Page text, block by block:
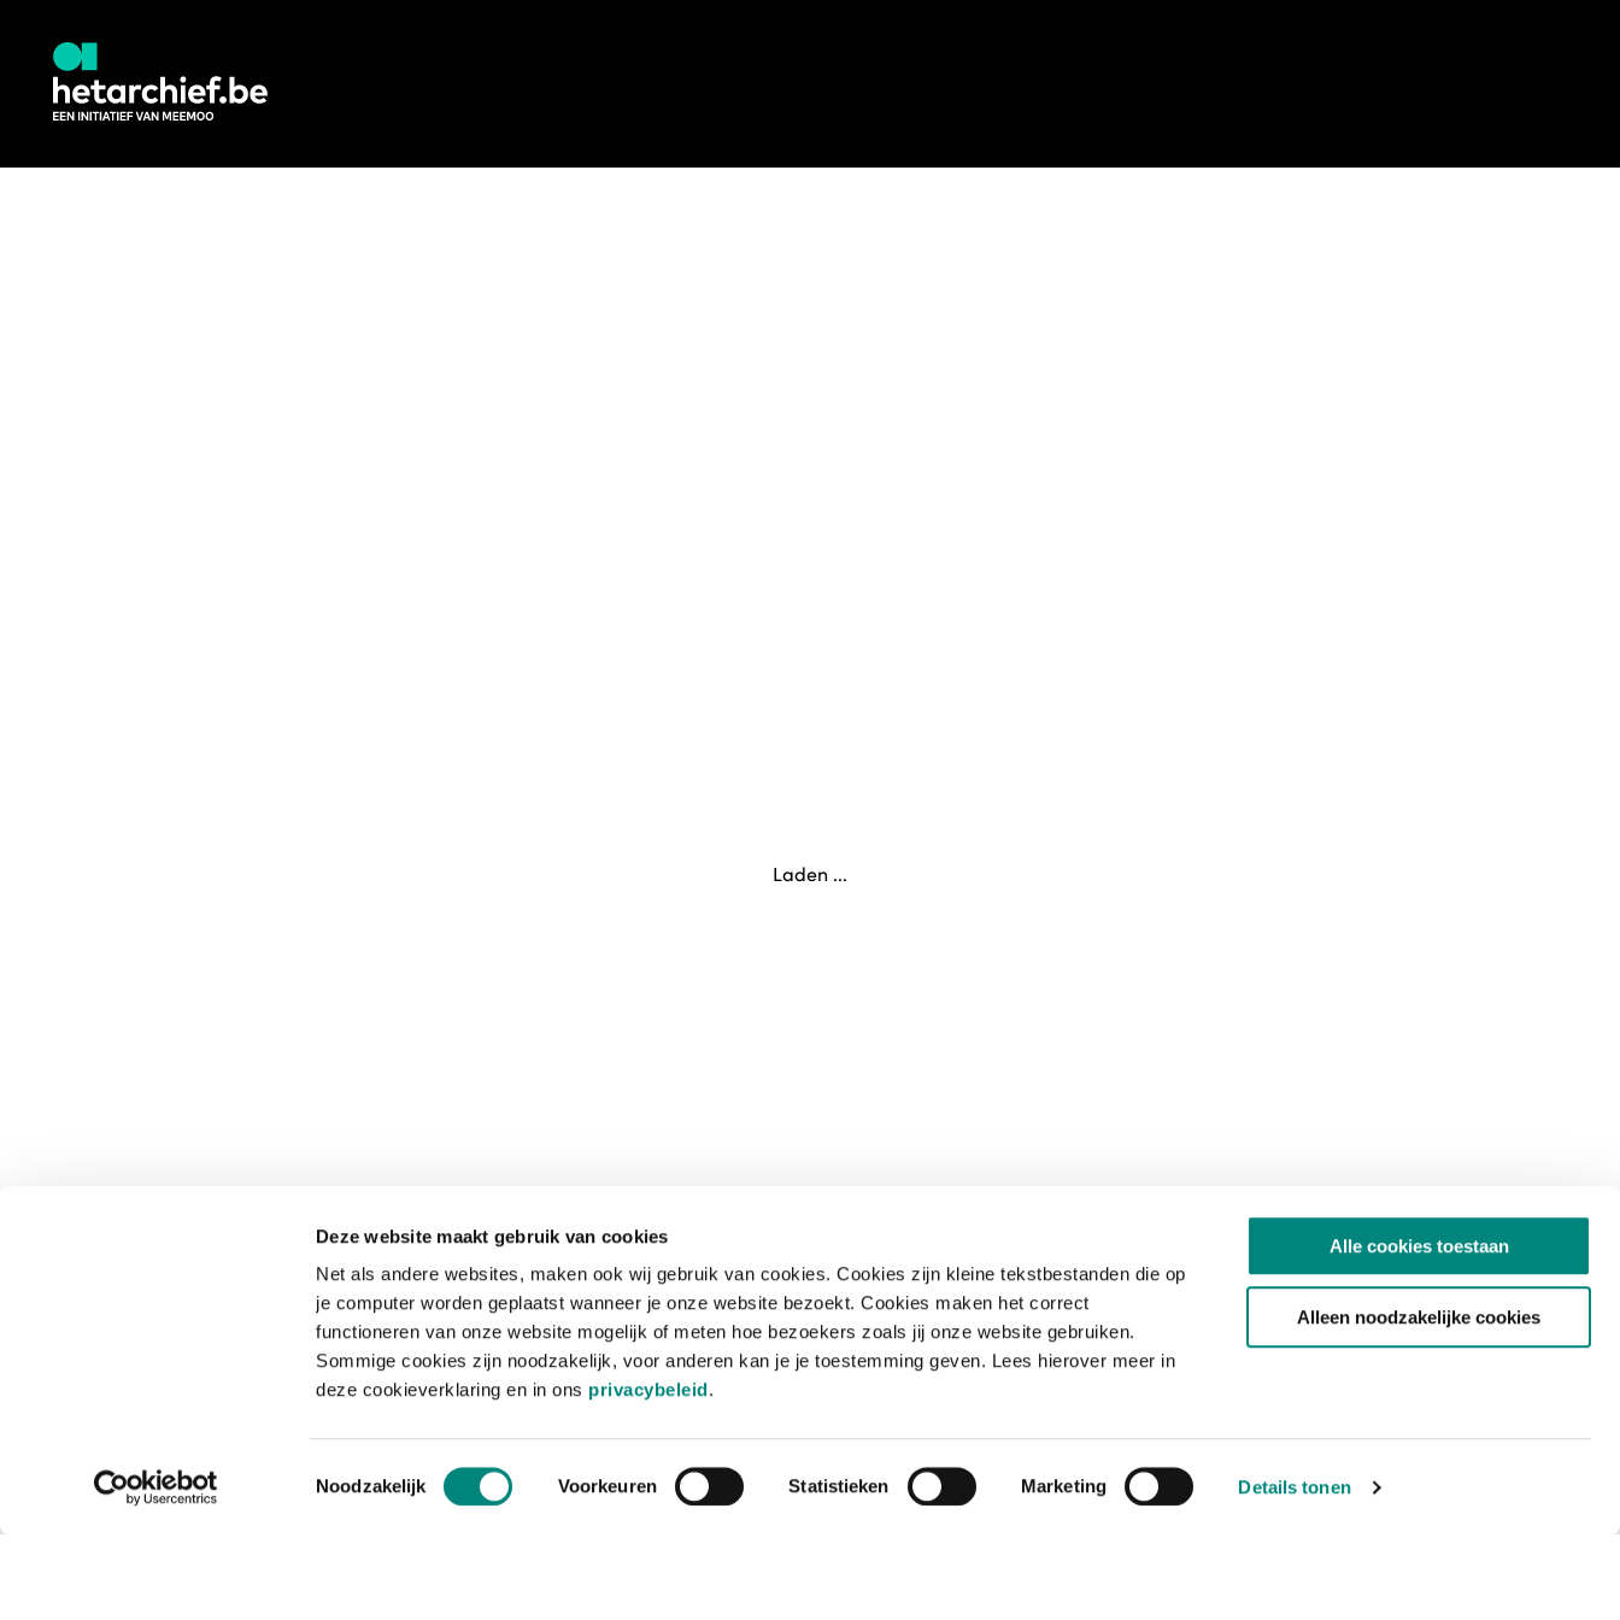
Deze website maakt gebruik van cookies
Net als andere websites, maken ook wij gebruik van cookies. Cookies zijn kleine tekstbestanden die op
je computer worden geplaatst wanneer je onze website bezoekt. Cookies maken het correct
functioneren van onze website mogelijk of meten hoe bezoekers zoals jij onze website gebruiken.
Sommige cookies zijn noodzakelijk, voor anderen kan je je toestemming geven. Lees hierover meer in
deze cookieverklaring en in ons privacybeleid.
Toestemmingsselectie
Noodzakelijk Voorkeuren Statistieken Marketing Details tonen
Alle cookies toestaan
Alleen noodzakelijke cookies
Laden ...